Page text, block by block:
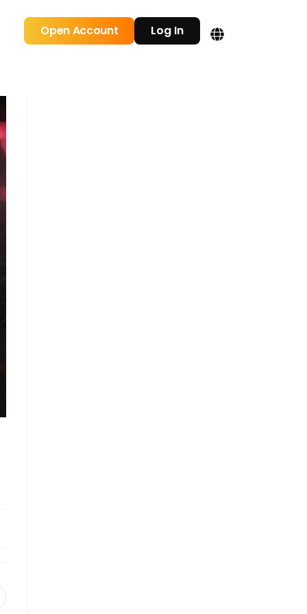
Open Account Log In